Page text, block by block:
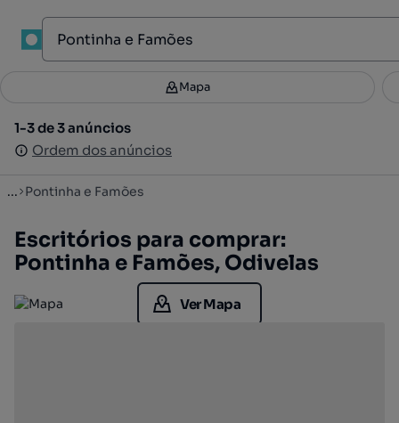
Filtros 3
1-3 de 3 anúncios
Ordem dos anúncios
Mapa
1-3 de 3 anúncios
Ordem dos anúncios
... Pontinha e Famões
Escritórios para comprar:
Pontinha e Famões, Odivelas
Ver Mapa